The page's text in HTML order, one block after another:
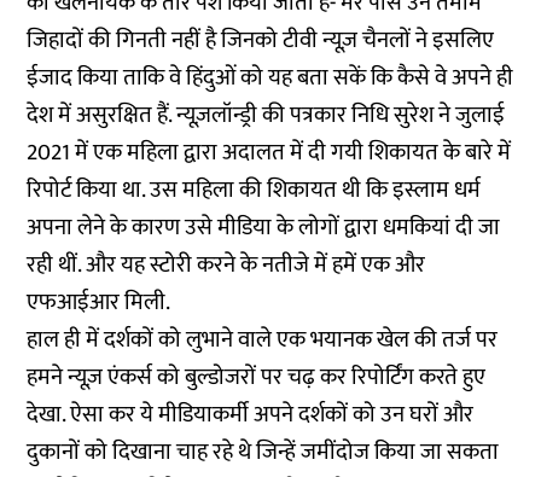
जिहादों की गिनती नहीं है जिनको टीवी न्यूज़ चैनलों ने इसलिए
ईजाद किया ताकि वे हिंदुओं को यह बता सकें कि कैसे वे अपने ही
देश में असुरक्षित हैं. न्यूज़लॉन्ड्री की पत्रकार निधि सुरेश ने जुलाई
2021 में एक महिला द्वारा अदालत में दी गयी शिकायत के बारे में
रिपोर्ट किया था. उसमहिला की शिकायतथी कि इस्लाम धर्म
अपना लेने के कारण उसे मीडिया के लोगों द्वारा धमकियां दी जा
रही थीं. और यह स्टोरी करने के नतीजे में हमें एक और
एफआईआर मिली.
हाल ही में दर्शकों को लुभाने वाले एक भयानक खेल की तर्ज पर
हमने न्यूज़ एंकर्स को बुल्डोजरों पर चढ़ कर रिपोर्टिंग करते हुए
देखा. ऐसा कर ये मीडियाकर्मी अपने दर्शकों को उन घरों और
दुकानों को दिखाना चाह रहे थे जिन्हें जमींदोज किया जा सकता